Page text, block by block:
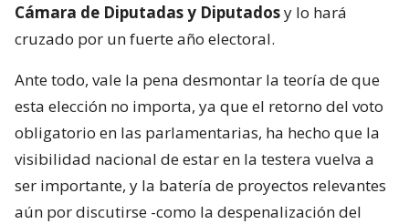
Cámara de Diputadas y Diputadosy lo hará
cruzado por un fuerte año electoral.
Ante todo, vale la pena desmontar la teoría de que
esta elección no importa, ya que el retorno del voto
obligatorio en las parlamentarias, ha hecho que la
visibilidad nacional de estar en la testera vuelva a
ser importante, y la batería de proyectos relevantes
aún por discutirse -como la despenalización del